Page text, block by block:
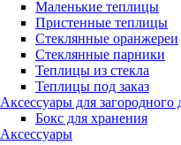
Маленькие теплицы
Пристенные теплицы
Стеклянные оранжереи
Стеклянные парники
Теплицы из стекла
Теплицы под заказ
Аксессуары для загородного
Бокс для хранения
Аксессуары